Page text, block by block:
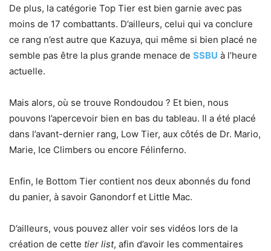
De plus, la catégorie Top Tier est bien garnie avec pas
moins de 17 combattants. D’ailleurs, celui qui va conclure
ce rang n’est autre que Kazuya, qui même si bien placé ne
semble pas être la plus grande menace de SSBU à l’heure
actuelle.
Mais alors, où se trouve Rondoudou ? Et bien, nous
pouvons l’apercevoir bien en bas du tableau. Il a été placé
dans l’avant-dernier rang, Low Tier, aux côtés de Dr. Mario,
Marie, Ice Climbers ou encore Félinferno.
Enfin, le Bottom Tier contient nos deux abonnés du fond
du panier, à savoir Ganondorf et Little Mac.
D’ailleurs, vous pouvez aller voir ses vidéos lors de la
création de cette tier list, afin d’avoir les commentaires